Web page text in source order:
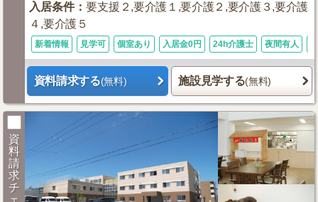
入居条件：要支援２,要介護１,要介護２,要介護３,要介護
４,要介護５
新着情報 見学可 個室あり 入居金0円 24h介護士 夜間有人
資料請求する(無料) 施設見学する(無料)
資
料
請
求
チ
ェ